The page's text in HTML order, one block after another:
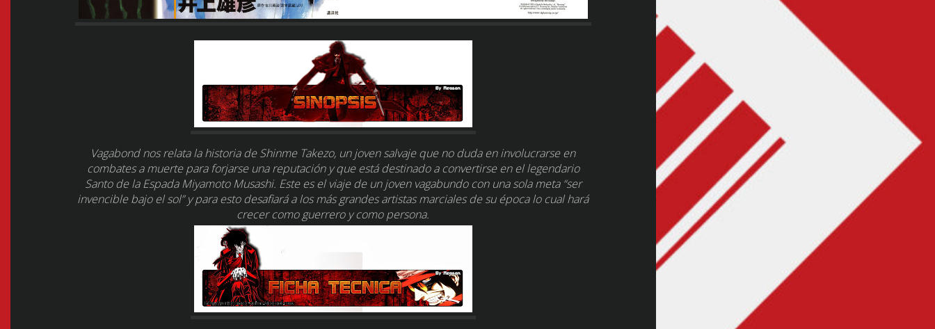
Vagabond nos relata la historia de Shinme Takezo, un joven salvaje que no duda en involucrarse en
combates a muerte para forjarse una reputación y que está destinado a convertirse en el legendario
Santo de la Espada Miyamoto Musashi. Este es el viaje de un joven vagabundo con una sola meta “ser
invencible bajo el sol” y para esto desafiará a los más grandes artistas marciales de su época lo cual hará
crecer como guerrero y como persona.